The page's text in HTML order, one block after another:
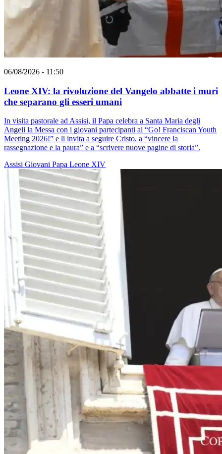
06/08/2026 - 11:50
Leone XIV: la rivoluzione del Vangelo abbatte i muri
che separano gli esseri umani
In visita pastorale ad Assisi, il Papa celebra a Santa Maria degli
Angeli la Messa con i giovani partecipanti al “Go! Franciscan Youth
Meeting 2026!” e li invita a seguire Cristo, a “vincere la
rassegnazione e la paura” e a “scrivere nuove pagine di storia”.
Assisi Giovani Papa Leone XIV